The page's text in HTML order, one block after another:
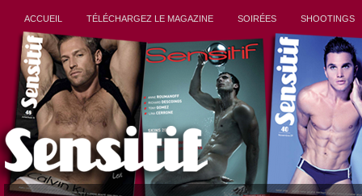
ACCUEIL TÉLÉCHARGEZ LE MAGAZINE SOIRÉES SHOOTINGS